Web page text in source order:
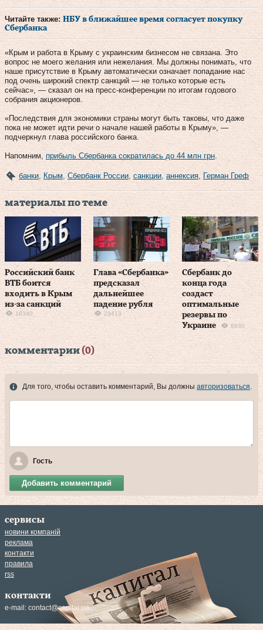
Читайте также: НБУ в ближайшее время согласует покупку
Сбербанка
«Крым и работа в Крыму с украинским бизнесом не связана. Это
вопрос не моего желания или нежелания. Мы должны понимать, что
наше присутствие в Крыму автоматически означает попадание нас
под очень широкий спектр санкций — не только которые есть
сейчас», — сказал он на пресс-конференции по итогам годового
собрания акционеров.
«Последствия для экономики страны могут быть таковы, что даже
пока не может идти речи о начале нашей работы в Крыму», —
подчеркнул глава российского банка.
Напомним, прибыль Сбербанка сократилась до 44 млн грн
банки Крым Сбербанк России санкции аннексия Герман Греф
материалы по теме
Российский банк
ВТБ боится
входить в Крым
из-за санкций
18340
Глава «Сбербанка»
предсказал
дальнейшее
падение рубля
23413
Сбербанк до
конца года
создаст
оптимальные
резервы по
Украине
8930
комментарии (0)
Для того, чтобы оставить комментарий, Вы должны авторизоваться.
Гость
Добавить комментарий
сервисы
новини компаній
реклама
контакти
правила
rss
контакти
e-mail: contact@capital.ua